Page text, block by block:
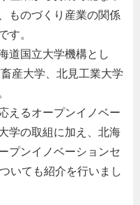
ものづくり産業の関係
す。
道国立大学機構とし
産大学、北見工業大学
えるオープンイノベー
学の取組に加え、北海
プンイノベーションセ
いても紹介を行いまし